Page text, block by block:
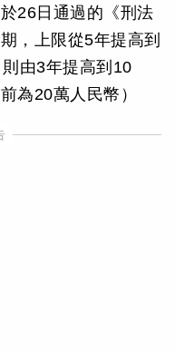
26日通過的《刑法
，上限從5年提高到
由3年提高到10
為20萬人民幣）